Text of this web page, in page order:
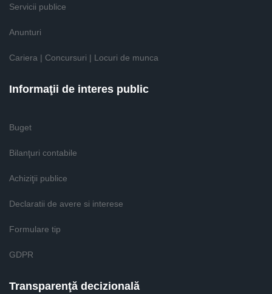
Servicii publice
Anunturi
Cariera | Concursuri | Locuri de munca
Informaţii de interes public
Buget
Bilanţuri contabile
Achiziţii publice
Declaratii de avere si interese
Formulare tip
GDPR
Transparenţă decizională